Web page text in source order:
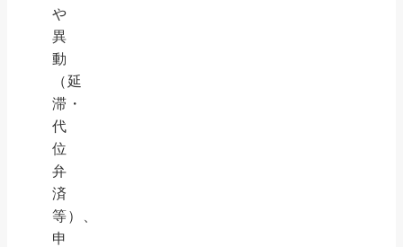
や
異
動
（延
滞・
代
位
弁
済
等）、
申